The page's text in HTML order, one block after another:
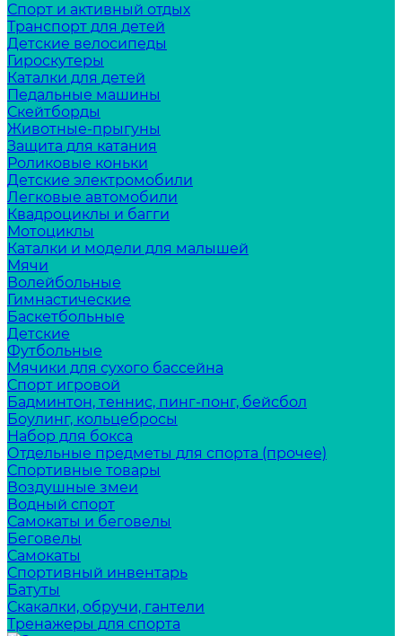
Спорт и активный отдых
Транспорт для детей
Детские велосипеды
Гироскутеры
Каталки для детей
Педальные машины
Скейтборды
Животные-прыгуны
Защита для катания
Роликовые коньки
Детские электромобили
Легковые автомобили
Квадроциклы и багги
Мотоциклы
Каталки и модели для малышей
Мячи
Волейбольные
Гимнастические
Баскетбольные
Детские
Футбольные
Мячики для сухого бассейна
Спорт игровой
Бадминтон, теннис, пинг-понг, бейсбол
Боулинг, кольцебросы
Набор для бокса
Отдельные предметы для спорта (прочее)
Спортивные товары
Воздушные змеи
Водный спорт
Самокаты и беговелы
Беговелы
Самокаты
Спортивный инвентарь
Батуты
Скакалки, обручи, гантели
Тренажеры для спорта